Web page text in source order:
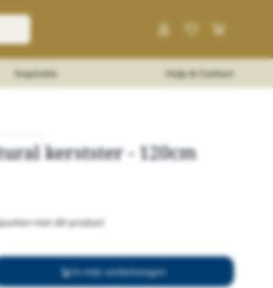
Inspiratie Hulp & Contact
kerstster - 120cm
met dit product
In mijn winkelwagen